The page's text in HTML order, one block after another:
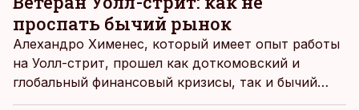
рассматривать как первопричину.
проспать бычий рынок
Алехандро Хименес, который имеет опыт работы
на Уолл-стрит, прошел как доткомовский и
глобальный финансовый кризисы, так и бычий
рынок длиною в десятилетие. Он рекомендует